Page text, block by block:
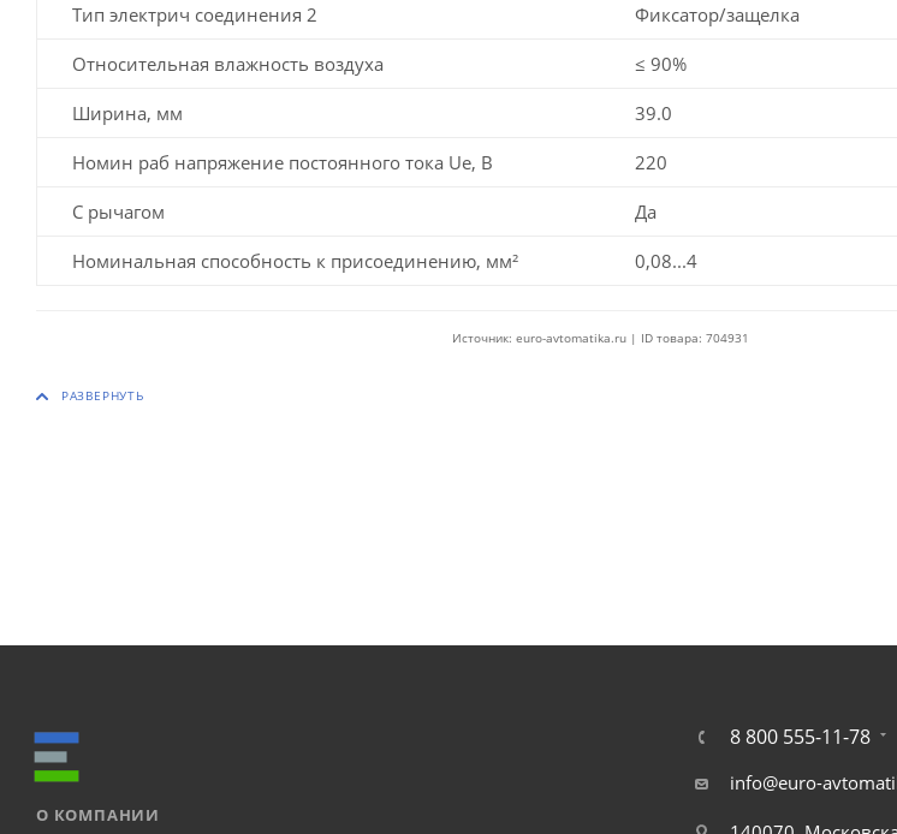
Тип электрич соединения 2 Фиксатор/защелка
Относительная влажность воздуха ≤ 90%
Ширина, мм 39.0
Номин раб напряжение постоянного тока Ue, В 220
С рычагом Да
Номинальная способность к присоединению, мм² 0,08...4
Источник: euro-avtomatika.ru | ID товара: 704931
О КОМПАНИИ
8 800 555-11-78
info@euro-